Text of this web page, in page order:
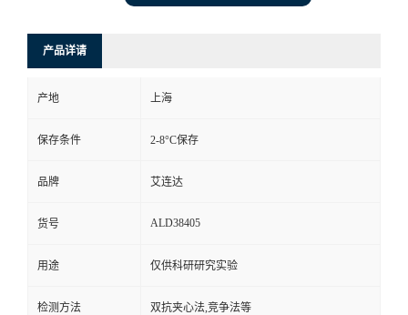
产品详请
产地 上海
保存条件 2-8°C保存
品牌 艾连达
货号 ALD38405
用途 仅供科研研究实验
检测方法 双抗夹心法,竞争法等